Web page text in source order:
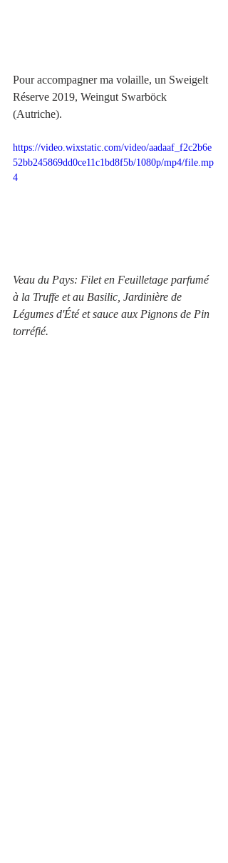
Pour accompagner ma volaille, un Sweigelt
Réserve 2019, Weingut Swarböck
(Autriche).
https://video.wixstatic.com/video/aadaaf_f2c2b6e
52bb245869dd0ce11c1bd8f5b/1080p/mp4/file.mp
4
Veau du Pays: Filet en Feuilletage parfumé
à la Truffe et au Basilic, Jardinière de
Légumes d'Été et sauce aux Pignons de Pin
torréfié.